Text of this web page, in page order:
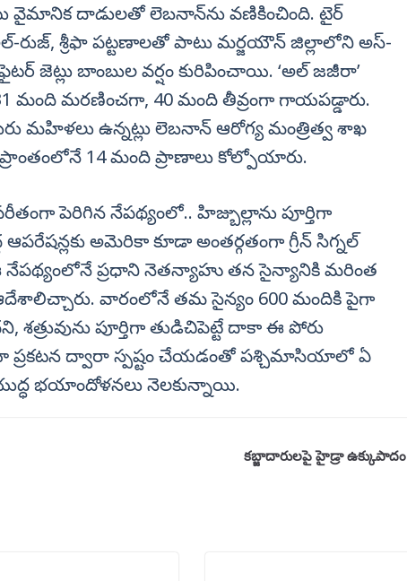
వైమానిక దాడులతో లెబనాన్‌ను వణికించింది. టైర్
రుజ్, శ్రీఫా పట్టణాలతో పాటు మర్జయౌన్ జిల్లాలోని అస్-
జెట్లు బాంబుల వర్షం కురిపించాయి. ‘అల్ జజీరా’
మంది మరణించగా, 40 మంది తీవ్రంగా గాయపడ్డారు.
మహిళలు ఉన్నట్లు లెబనాన్ ఆరోగ్య మంత్రిత్వ శాఖ
ప్రాంతంలోనే 14 మంది ప్రాణాలు కోల్పోయారు.
పెరిగిన నేపథ్యంలో.. హిజ్బుల్లాను పూర్తిగా
అమెరికా కూడా అంతర్గతంగా గ్రీన్ సిగ్నల్
నేపథ్యంలోనే ప్రధాని నెతన్యాహు తన సైన్యానికి మరింత
వారంలోనే తమ సైన్యం 600 మందికి పైగా
శత్రువును పూర్తిగా తుడిచిపెట్టే దాకా ఈ పోరు
ప్రకటన ద్వారా స్పష్టం చేయడంతో పశ్చిమాసియాలో ఏ
భయాందోళనలు నెలకున్నాయి.
కబ్జాదారులపై హైడ్రా ఉక్కుపాదం